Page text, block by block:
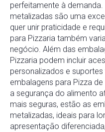
perfeitamente à
metalizadas são uma
quer unir praticidade e
para Pizzaria também
negócio. Além das
Pizzaria podem incluir
personalizados e
embalagens para Pizza
a segurança do alimento
mais seguras, estão as
metalizadas, ideais para
apresentação